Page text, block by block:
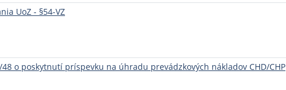
UoZ - §54-VZ
o poskytnutí príspevku na úhradu prevádzkových nákladov CHD/CHP